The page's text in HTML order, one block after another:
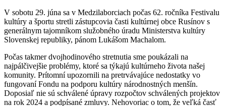
V sobotu 29. júna sa v Medzilaborciach počas 62. ročníka Festivalu
kultúry a športu stretli zástupcovia časti kultúrnej obce Rusínov s
generálnym tajomníkom služobného úradu Ministerstva kultúry
Slovenskej republiky, pánom Lukášom Machalom.
Počas takmer dvojhodinového stretnutia sme poukázali na
najpálčivejšie problémy, ktoré sa týkajú kultúrneho života našej
komunity. Prítomní upozornili na pretrvávajúce nedostatky vo
fungovaní Fondu na podporu kultúry národnostných menšín.
Doposiaľ nie sú schválené úpravy rozpočtov schválených projektov
na rok 2024 a podpísané zmluvy. Nehovoriac o tom, že veľká časť